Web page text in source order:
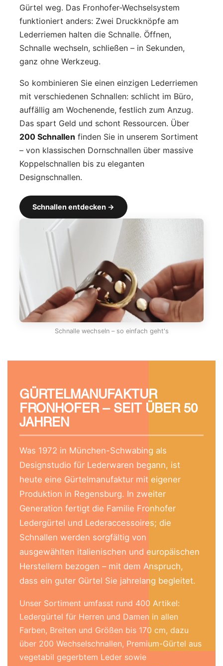
Gürtel weg. Das Fronhofer-Wechselsystem
funktioniert anders: Zwei Druckknöpfe am
Lederriemen halten die Schnalle. Öffnen,
Schnalle wechseln, schließen – in Sekunden,
ganz ohne Werkzeug.
So kombinieren Sie einen einzigen Lederriemen
mit verschiedenen Schnallen: schlicht im Büro,
auffällig am Wochenende, festlich zum Anzug.
Das spart Geld und schont Ressourcen. Über
200 Schnallen finden Sie in unserem Sortiment
– von klassischen Dornschnallen über massive
Koppelschnallen bis zu eleganten
Designschnallen.
Schnallen entdecken →
Schnalle wechseln – so einfach geht's
GÜRTELMANUFAKTUR
FRONHOFER – SEIT ÜBER 50
JAHREN
Was 1972 in München-Schwabing als
Designstudio für Lederwaren begann, ist
heute eine Gürtelmanufaktur mit eigener
Produktion in Regensburg. In zweiter
Generation fertigt die Familie Fronhofer
Ledergürtel und Lederaccessoires; die
Schnallen werden sorgfältig von
ausgewählten italienischen und europäischen
Herstellern bezogen – mit dem Anspruch,
dass ein guter Gürtel Sie jahrelang begleitet.
Unser Sortiment umfasst rund 400 Artikel:
Ledergürtel für Herren und Damen in allen
Farben, Breiten und Größen bis 170 cm, dazu
über 200 Wechselschnallen, Premium-Gürtel aus
vegetabil gegerbtem Leder sowie